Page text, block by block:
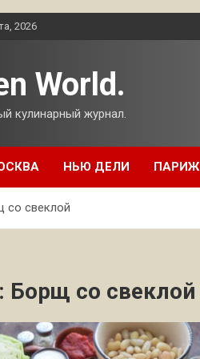
2026
World.
кулинарный журнал.
НЬЮ ДЕЛИ ПАРИЖ
со свеклой
Борщ со свеклой